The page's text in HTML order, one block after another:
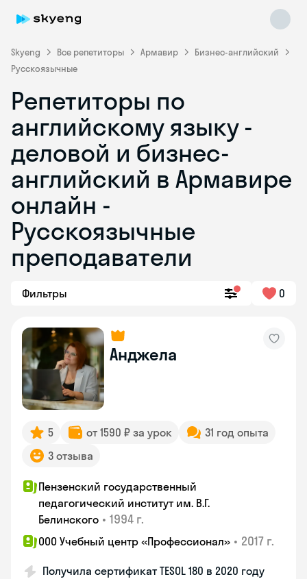
Skyeng Все репетиторы Армавир
Бизнес-английский
Русскоязычные
Репетиторы по
английскому языку -
деловой и бизнес-
английский в Армавире
онлайн -
Русскоязычные
преподаватели
Фильтры 0
Анджела
5 от 1590 ₽ за урок
31 год опыта
3 отзыва
Пензенский государственный
педагогический институт им. В.Г.
Белинского • 1994 г.
ООО Учебный центр «Профессионал» • 2017 г.
Получила сертификат TESOL 180 в 2020 году
Skyeng Chat